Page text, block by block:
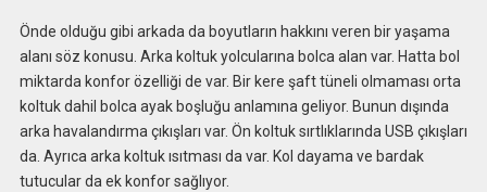
Önde olduğu gibi arkada da boyutların hakkını veren bir yaşama
alanı söz konusu. Arka koltuk yolcularına bolca alan var. Hatta bol
miktarda konfor özelliği de var. Bir kere şaft tüneli olmaması orta
koltuk dahil bolca ayak boşluğu anlamına geliyor. Bunun dışında
arka havalandırma çıkışları var. Ön koltuk sırtlıklarında USB çıkışları
da. Ayrıca arka koltuk ısıtması da var. Kol dayama ve bardak
tutucular da ek konfor sağlıyor.